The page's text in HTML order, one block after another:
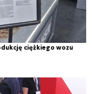
ciężkiego wozu